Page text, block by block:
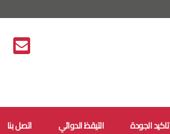
تاكيد الجودة التيقظ الدوائي اتصل بنا